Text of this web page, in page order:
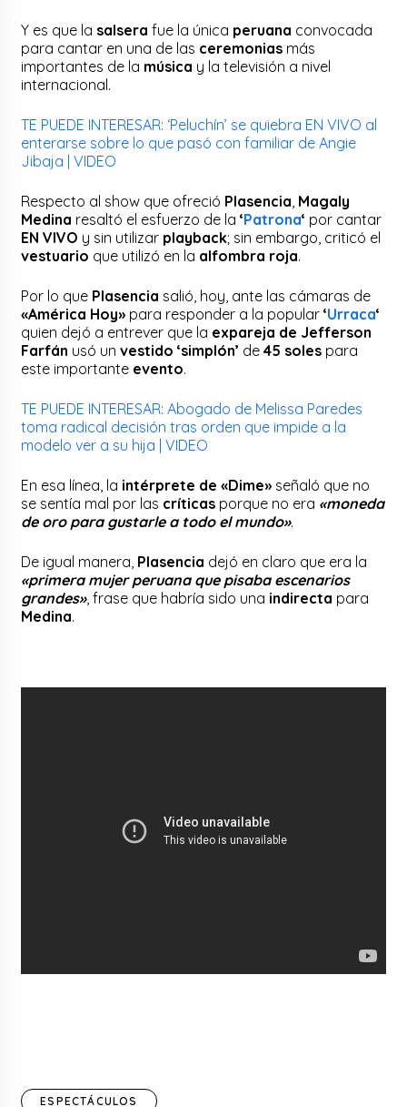
Y es que la salserafue la única peruana convocada
para cantar en una de las ceremonias más
importantes de la música y la televisión a nivel
internacional.
TE PUEDE INTERESAR: ‘Peluchín’ se quiebra EN VIVO al
enterarse sobre lo que pasó con familiar de Angie
Jibaja | VIDEO
Respecto al show que ofreció Plasencia Magaly
Medina resaltó el esfuerzo de la‘Patrona‘ por cantar
EN VIVO y sin utilizar playback; sin embargo, criticó el
vestuario que utilizó en la alfombra roja.
Por lo que Plasencia salió, hoy, ante las cámaras de
«América Hoy» para responder a la popular‘Urraca‘
quien dejó a entrever que la expareja de Jefferson
Farfán usó unvestido ‘simplón’ de45 soles para
este importante evento.
TE PUEDE INTERESAR: Abogado de Melissa Paredes
toma radical decisión tras orden que impide a la
modelo ver a su hija | VIDEO
En esa línea, la intérprete de «Dime» señaló que no
se sentía mal por las críticas porque no era «moneda
de oro para gustarle a todo el mundo».
De igual manera, Plasencia dejó en claro que era la
«primera mujer peruana que pisaba escenarios
grandes», frase que habría sido una indirecta para
Medina.
ESPECTÁCULOS